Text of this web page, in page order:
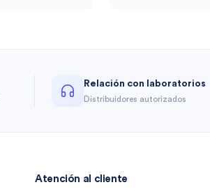
Relación con laboratorios
Distribuidores autorizados
Atención al cliente